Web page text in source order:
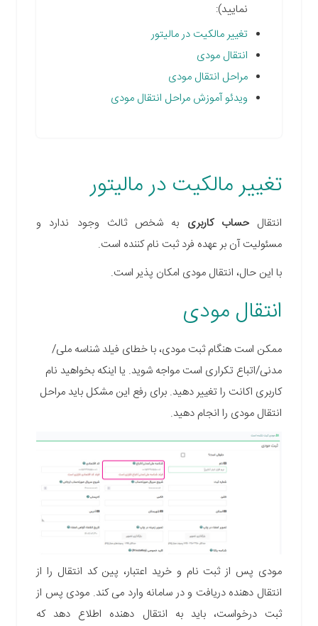
نمایید):
تغییر مالکیت در مالیتور
انتقال مودی
مراحل انتقال مودی
ویدئو آموزش مراحل انتقال مودی
تغییر مالکیت در مالیتور
انتقال حساب کاربری به شخص ثالث وجود ندارد و
مسئولیت آن بر عهده فرد ثبت نام کننده است.
با این حال، انتقال مودی امکان پذیر است.
انتقال مودی
ممکن است هنگام ثبت مودی، با خطای فیلد شناسه ملی/
مدنی/اتباع تکراری است مواجه شوید. یا اینکه بخواهید نام
کاربری اکانت را تغییر دهید. برای رفع این مشکل باید مراحل
انتقال مودی را انجام دهید.
مودی پس از ثبت نام و خرید اعتبار، پین کد انتقال را از
انتقال دهنده دریافت و در سامانه وارد می کند. مودی پس از
ثبت درخواست، باید به انتقال دهنده اطلاع دهد که